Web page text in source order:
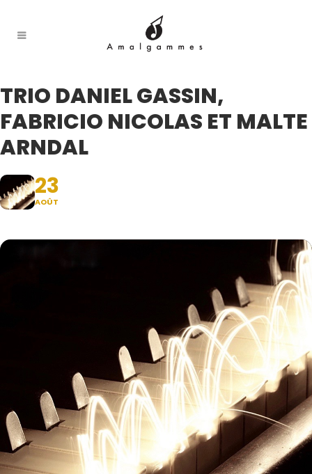
TRIO DANIEL GASSIN,
FABRICIO NICOLAS ET MALTE
ARNDAL
23
AOÛT